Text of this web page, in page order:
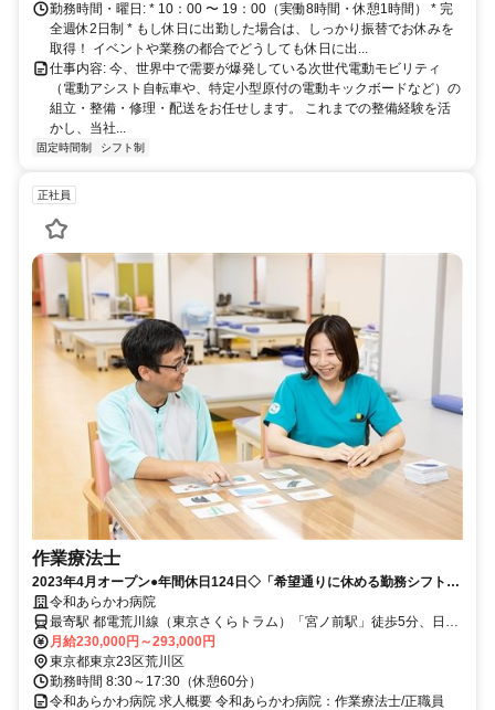
勤務時間・曜日: * 10：00 〜 19：00（実働8時間・休憩1時間） * 完
全週休2日制 * もし休日に出勤した場合は、しっかり振替でお休みを
取得！ イベントや業務の都合でどうしても休日に出...
仕事内容: 今、世界中で需要が爆発している次世代電動モビリティ
（電動アシスト自転車や、特定小型原付の電動キックボードなど）の
組立・整備・修理・配送をお任せします。 これまでの整備経験を活
かし、当社...
固定時間制 シフト制
正社員
作業療法士
2023年4月オープン●年間休日124日◇「希望通りに休める勤務シフト制
度あり」★賞与3.5ヶ月分実績◆入社祝い金（10万円）を支給！【東京
都荒川区、宮ノ前駅/熊野前駅、作業療法士、正職員】
令和あらかわ病院
最寄駅 都電荒川線（東京さくらトラム）「宮ノ前駅」徒歩5分、日暮
里・舎人ライナー「熊野前駅」徒歩5分
月給230,000円～293,000円
東京都東京23区荒川区
勤務時間 8:30～17:30（休憩60分）
令和あらかわ病院 求人概要 令和あらかわ病院：作業療法士/正職員